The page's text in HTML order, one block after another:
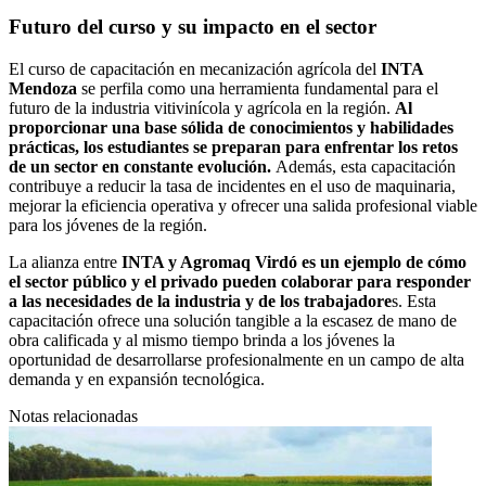
Futuro del curso y su impacto en el sector
El curso de capacitación en mecanización agrícola del INTA
Mendoza se perfila como una herramienta fundamental para el
futuro de la industria vitivinícola y agrícola en la región. Al
proporcionar una base sólida de conocimientos y habilidades
prácticas, los estudiantes se preparan para enfrentar los retos
de un sector en constante evolución. Además, esta capacitación
contribuye a reducir la tasa de incidentes en el uso de maquinaria,
mejorar la eficiencia operativa y ofrecer una salida profesional viable
para los jóvenes de la región.
La alianza entre INTA y Agromaq Virdó es un ejemplo de cómo
el sector público y el privado pueden colaborar para responder
a las necesidades de la industria y de los trabajadores. Esta
capacitación ofrece una solución tangible a la escasez de mano de
obra calificada y al mismo tiempo brinda a los jóvenes la
oportunidad de desarrollarse profesionalmente en un campo de alta
demanda y en expansión tecnológica.
Notas relacionadas